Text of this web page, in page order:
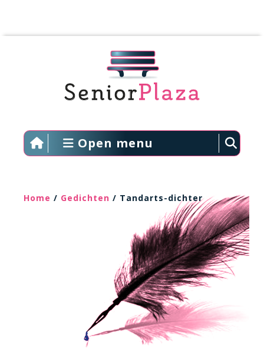
Open menu
Home / Gedichten / Tandarts-dichter